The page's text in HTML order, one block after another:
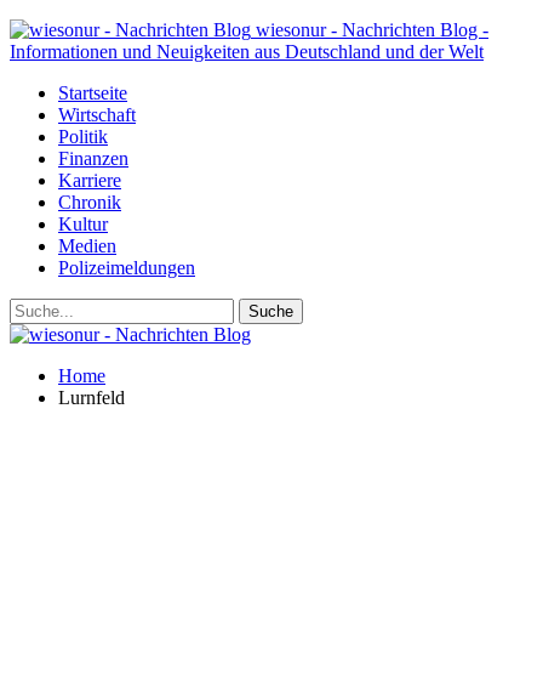
wiesonur - Nachrichten Blog -
Informationen und Neuigkeiten aus Deutschland und der Welt
Startseite
Wirtschaft
Politik
Finanzen
Karriere
Chronik
Kultur
Medien
Polizeimeldungen
Home
Lurnfeld